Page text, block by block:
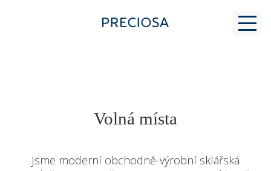
PROČ K NÁM
PRO STUDENTY
Volná místa
Jsme moderní obchodně-výrobní sklářská